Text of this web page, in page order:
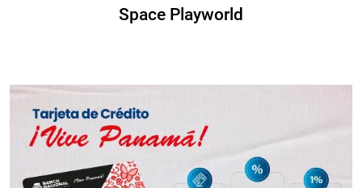
Space Playworld